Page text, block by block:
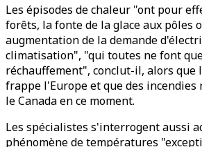
Les épisodes de chaleur "ont pour
forêts, la fonte de la glace aux pôles
augmentation de la demande
climatisation", "qui toutes ne font
réchauffement", conclut-il, alors que
frappe l'Europe et que des incendies
le Canada en ce moment.
Les spécialistes s'interrogent aussi
phénomène de températures